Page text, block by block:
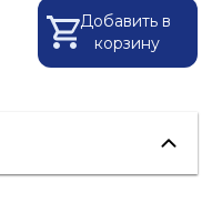
Добавить в
корзину